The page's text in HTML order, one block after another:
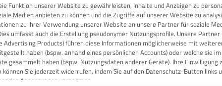
für Stoffe die im erwärmtem
Funktion unserer Website zu gewährleisten, Inhalte und Anzeigen zu
Medien anbieten zu können und die Zugriffe auf unserer Website zu
zu Ihrer Verwendung unserer Website an unsere Partner für soziale
umfasst auch die Erstellung pseudonymer Nutzungsprofile. Unsere
Advertising Products) führen diese Informationen möglicherweise mit
haben (bspw. anhand eines persönlichen Accounts) oder welche sie
gesammelt haben (bspw. Nutzungsdaten anderer Geräte). Ihre Einwilligung
können Sie jederzeit widerrufen, indem Sie auf den Datenschutz-Button links
Anpassungen vornehmen.